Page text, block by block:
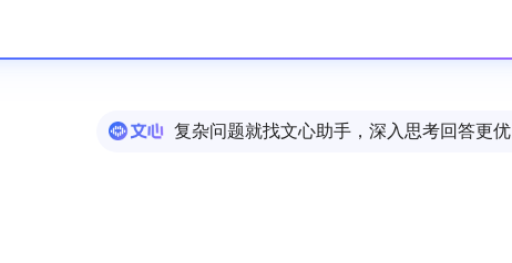
复杂问题就找文心助手，深入思考回答更优